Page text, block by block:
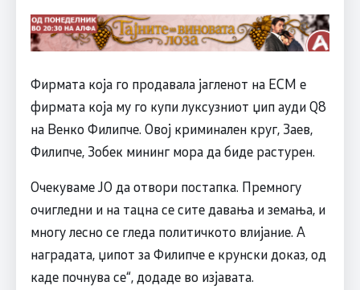
Фирмата која го продавала јагленот на ЕСМ е
фирмата која му го купи луксузниот џип ауди Q8
на Венко Филипче. Овој криминален круг, Заев,
Филипче, Зобек мининг мора да биде растурен.
Очекуваме ЈО да отвори постапка. Премногу
очигледни и на тацна се сите давања и земања, и
многу лесно се гледа политичкото влијание. А
наградата, џипот за Филипче е крунски доказ, од
каде почнува се“, додаде во изјавата.